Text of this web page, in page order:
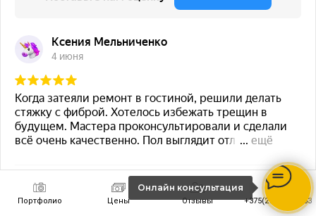
Онлайн консультация
Портфолио Цены Отзывы +375(29) 854-33-33